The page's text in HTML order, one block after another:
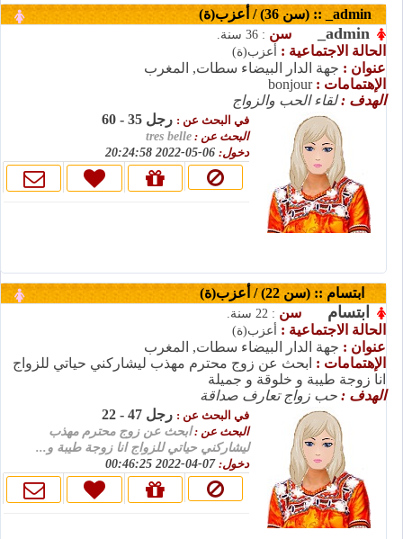
admin_ :: (سن 36) / أعزب(ة)
admin_ سن : 36 سنة.
الحالة الاجتماعية : أعزب(ة)
عنوان : جهة الدار البيضاء سطات, المغرب
الإهتمامات :bonjour
الهدف :لقاء الحب والزواج
في البحث عن : رجل 35 - 60
البحث عن : tres belle
دخول:
ابتسام :: (سن 22) / أعزب(ة)
ابتسام سن : 22 سنة.
الحالة الاجتماعية : أعزب(ة)
عنوان : جهة الدار البيضاء سطات, المغرب
الإهتمامات : ابحث عن زوج محترم مهذب ليشاركني حياتي للزواج
انا زوجة طيبة و خلوقة و جميلة
الهدف : حب زواج تعارف صداقة
في البحث عن : رجل 47 - 22
البحث عن :ابحث عن زوج محترم مهذب
ليشاركني حياتي للزواج انا زوجة طيبة و...
دخول: 07-04-2022 00:46:25